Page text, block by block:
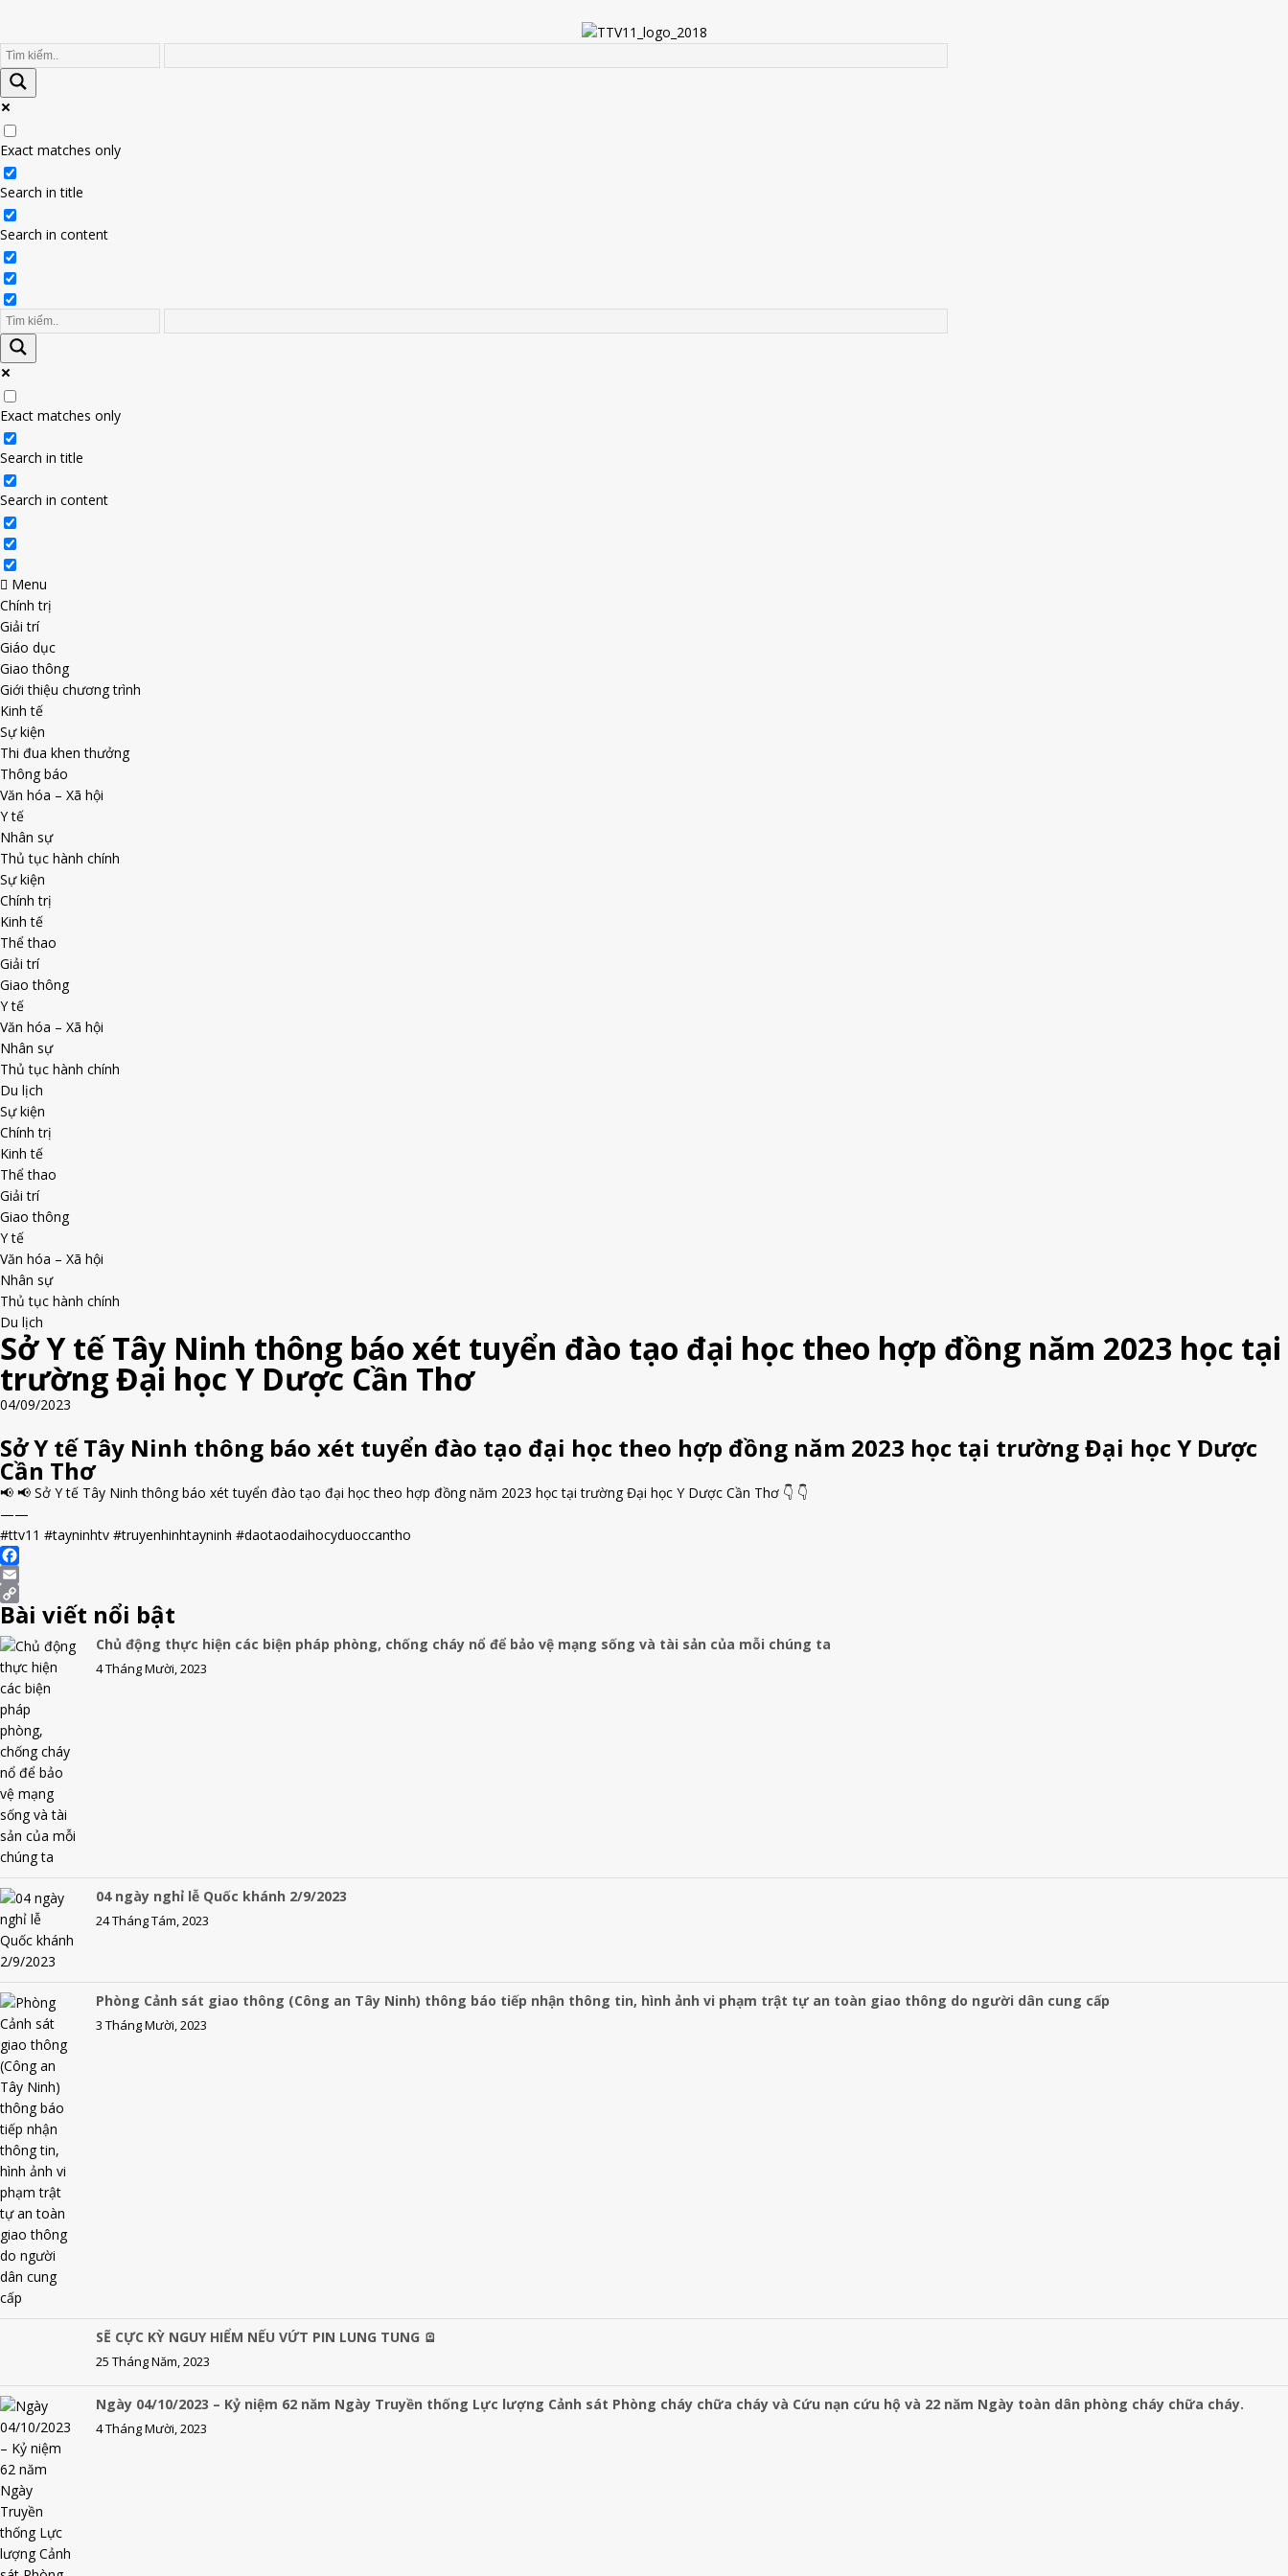
Exact matches only
Search in title
Search in content
Exact matches only
Search in title
Search in content
Menu
Chính trị
Giải trí
Giáo dục
Giao thông
Giới thiệu chương trình
Kinh tế
Sự kiện
Thi đua khen thưởng
Thông báo
Văn hóa – Xã hội
Y tế
Nhân sự
Thủ tục hành chính
Sự kiện
Chính trị
Kinh tế
Thể thao
Giải trí
Giao thông
Y tế
Văn hóa – Xã hội
Nhân sự
Thủ tục hành chính
Du lịch
Sự kiện
Chính trị
Kinh tế
Thể thao
Giải trí
Giao thông
Y tế
Văn hóa – Xã hội
Nhân sự
Thủ tục hành chính
Du lịch
Sở Y tế Tây Ninh thông báo xét tuyển đào tạo đại học theo hợp đồng năm 2023 học tại
trường Đại học Y Dược Cần Thơ
04/09/2023
Sở Y tế Tây Ninh thông báo xét tuyển đào tạo đại học theo hợp đồng năm 2023 học tại trường Đại học Y Dược
Cần Thơ
📢 📢 Sở Y tế Tây Ninh thông báo xét tuyển đào tạo đại học theo hợp đồng năm 2023 học tại trường Đại học Y Dược Cần Thơ 👇 👇
——
#ttv11 #tayninhtv #truyenhinhtayninh #daotaodaihocyduoccantho
F
a
c
e
b
o
o
k
E
m
a
i
l
C
o
p
y
L
i
n
k
Bài viết nổi bật
Chủ động thực hiện các biện pháp phòng, chống cháy nổ để bảo vệ mạng sống và tài sản của mỗi chúng ta
4 Tháng Mười, 2023
04 ngày nghỉ lễ Quốc khánh 2/9/2023
24 Tháng Tám, 2023
Phòng Cảnh sát giao thông (Công an Tây Ninh) thông báo tiếp nhận thông tin, hình ảnh vi phạm trật tự an toàn giao thông do người dân cung cấp
3 Tháng Mười, 2023
SẼ CỰC KỲ NGUY HIỂM NẾU VỨT PIN LUNG TUNG 🪫
25 Tháng Năm, 2023
Ngày 04/10/2023 – Kỷ niệm 62 năm Ngày Truyền thống Lực lượng Cảnh sát Phòng cháy chữa cháy và Cứu nạn cứu hộ và 22 năm Ngày toàn dân phòng cháy chữa cháy.
4 Tháng Mười, 2023